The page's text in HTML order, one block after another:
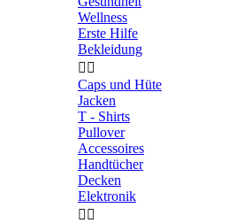
Wellness
Erste Hilfe
Bekleidung
 
Caps und Hüte
Jacken
T - Shirts
Pullover
Accessoires
Handtücher
Decken
Elektronik
 